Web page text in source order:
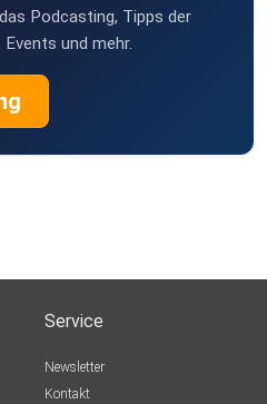
Podcasting, Tipps der
und mehr.
Service
Newsletter
Kontakt